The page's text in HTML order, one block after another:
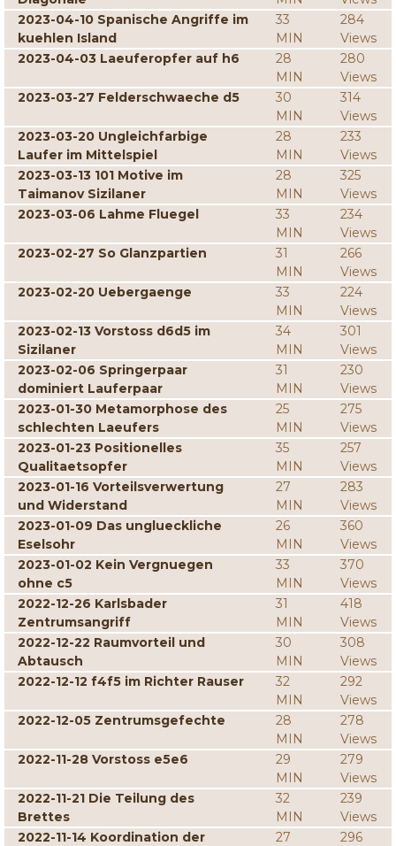
2023-04-10 Spanische Angriffe im
kuehlen Island
33
MIN
284
Views
2023-04-03 Laeuferopfer auf h6
28
MIN
280
Views
2023-03-27 Felderschwaeche d5
30
MIN
314
Views
2023-03-20 Ungleichfarbige
Laufer im Mittelspiel
28
MIN
233
Views
2023-03-13 101 Motive im
Taimanov Sizilaner
28
MIN
325
Views
2023-03-06 Lahme Fluegel
33
MIN
234
Views
2023-02-27 So Glanzpartien
31
MIN
266
Views
2023-02-20 Uebergaenge
33
MIN
224
Views
2023-02-13 Vorstoss d6d5 im
Sizilaner
34
MIN
301
Views
2023-02-06 Springerpaar
dominiert Lauferpaar
31
MIN
230
Views
2023-01-30 Metamorphose des
schlechten Laeufers
25
MIN
275
Views
2023-01-23 Positionelles
Qualitaetsopfer
35
MIN
257
Views
2023-01-16 Vorteilsverwertung
und Widerstand
27
MIN
283
Views
2023-01-09 Das unglueckliche
Eselsohr
26
MIN
360
Views
2023-01-02 Kein Vergnuegen
ohne c5
33
MIN
370
Views
2022-12-26 Karlsbader
Zentrumsangriff
31
MIN
418
Views
2022-12-22 Raumvorteil und
Abtausch
30
MIN
308
Views
2022-12-12 f4f5 im Richter Rauser
32
MIN
292
Views
2022-12-05 Zentrumsgefechte
28
MIN
278
Views
2022-11-28 Vorstoss e5e6
29
MIN
279
Views
2022-11-21 Die Teilung des
Brettes
32
MIN
239
Views
2022-11-14 Koordination der
27
296